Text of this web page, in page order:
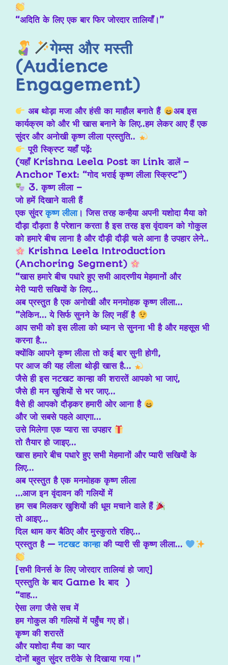
“अदिति के लिए एक बार फिर जोरदार तालियाँ।”
गेम्स और मस्ती
(Audience
Engagement)
अब थोड़ा मजा और हंसी का माहौल बनाते हैं
अब इस
कार्यक्रम को और भी खास बनाने के लिए..हम लेकर आए हैं एक
सुंदर और अनोखी कृष्ण लीला प्रस्तुति..
पूरी स्क्रिप्ट यहाँ पढ़ें:
(यहाँ Krishna Leela Post का Link डालें –
Anchor Text: “गोद भराई कृष्ण लीला स्क्रिप्ट”)
3. कृष्ण लीला –
जो हमें दिखाने वाली हैं
एक सुंदरकृष्ण लीला। जिस तरह कन्हैया अपनी यशोदा मैया को
दौड़ा दौड़ता है परेशान करता है इस तरह इस वृंदावन को गोकुल
को हमारे बीच लाना है और दौड़ी दौड़ी चले आना है उपहार लेने..
Krishna Leela Introduction
(Anchoring Segment)
“खास हमारे बीच पधारे हुए सभी आदरणीय मेहमानों और
मेरी प्यारी सखियों के लिए…
अब प्रस्तुत है एक अनोखी और मनमोहक कृष्ण लीला…
”लेकिन… ये सिर्फ सुनने के लिए नहीं है
आप सभी को इस लीला को ध्यान से सुनना भी है और महसूस भी
करना है…
क्योंकि आपने कृष्ण लीला तो कई बार सुनी होगी,
पर आज की यह लीला थोड़ी खास है…
जैसे ही इस नटखट कान्हा की शरारतें आपको भा जाएं,
जैसे ही मन खुशियों से भर जाए…
वैसे ही आपको दौड़कर हमारी ओर आना है
और जो सबसे पहले आएगा…
उसे मिलेगा एक प्यारा सा उपहार
तो तैयार हो जाइए…
खास हमारे बीच पधारे हुए सभी मेहमानों और प्यारी सखियों के
लिए…
अब प्रस्तुत है एक मनमोहक कृष्ण लीला
…आज इन वृंदावन की गलियों में
हम सब मिलकर खुशियों की धूम मचाने वाले हैं
तो आइए…
दिल थाम कर बैठिए और मुस्कुराते रहिए…
प्रस्तुत है —नटखट कान्हाकी प्यारी सी कृष्ण लीला…
[सभी विनर्स के लिए जोरदार तालियां हो जाए]
प्रस्तुति के बाद Game k बाद )
“वाह…
ऐसा लगा जैसे सच में
हम गोकुल की गलियों में पहुँच गए हों।
कृष्ण की शरारतें
और यशोदा मैया का प्यार
दोनों बहुत सुंदर तरीके से दिखाया गया।”